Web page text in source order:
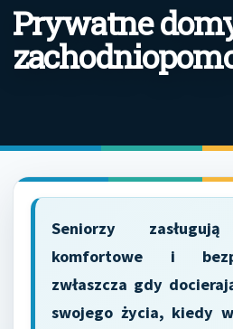
Prywatne
Seniorzy
komfortowe i
zwłaszcza gdy
swojego życia, kiedy